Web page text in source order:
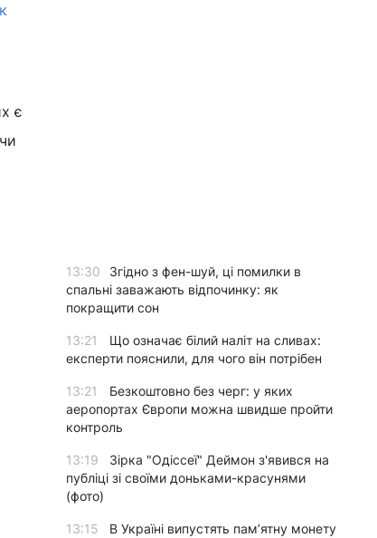
є
13:30
Згідно з фен-шуй, ці помилки в
спальні заважають відпочинку: як
покращити сон
13:21
Що означає білий наліт на сливах:
експерти пояснили, для чого він потрібен
13:21
Безкоштовно без черг: у яких
аеропортах Європи можна швидше пройти
контроль
13:19
Зірка "Одіссеї" Деймон з'явився на
публіці зі своїми доньками-красунями
(фото)
13:15
В Україні випустять пам’ятну монету